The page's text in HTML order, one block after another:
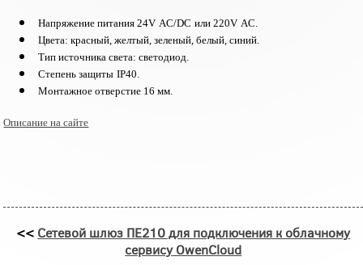
Напряжение питания24V AC/DC или 220V AC.
Цвета: красный, желтый, зеленый, белый, синий.
Тип источника света: светодиод.
Степень защиты IP40.
Монтажное отверстие 16 мм.
Описание на сайте
<< Сетевой шлюз ПЕ210 для подключения к облачному
сервису OwenCloud